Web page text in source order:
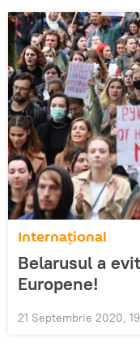
Internaţional
Belarusul a
Europene!
21 Septembrie 2020,